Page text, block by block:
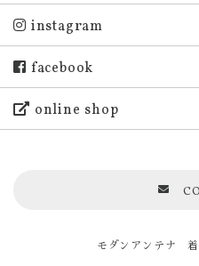
instagram
facebook
online shop
モダンアンテナ